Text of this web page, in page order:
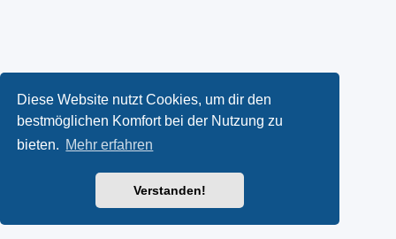
Diese Website nutzt Cookies, um dir den
bestmöglichen Komfort bei der Nutzung zu
bieten. Mehr erfahren
Verstanden!